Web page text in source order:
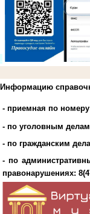
Информацию
- приемная по номеру:
- по уголовным
- по гражданским
- по
правонарушениях: